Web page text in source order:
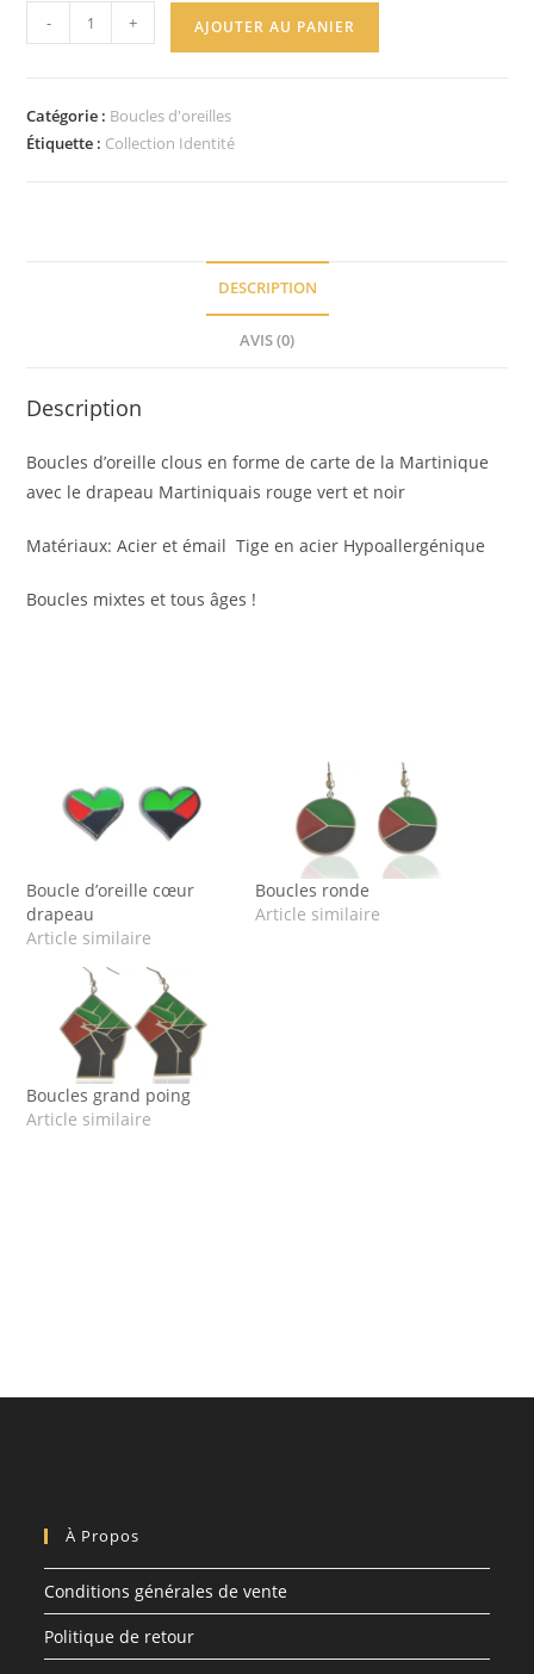
quantité
de
d'oreille
carte
- + AJOUTER AU PANIER
Catégorie : Boucles d'oreilles
Étiquette : Collection Identité
DESCRIPTION
AVIS (0)
Description
Boucles d’oreille clous en forme de carte de la Martinique
avec le drapeau Martiniquais rouge vert et noir
Matériaux: Acier et émail Tige en acier Hypoallergénique
Boucles mixtes et tous âges !
Boucle d’oreille cœur
drapeau
Article similaire
Boucles ronde
Article similaire
Boucles grand poing
Article similaire
À Propos
Conditions générales de vente
Politique de retour